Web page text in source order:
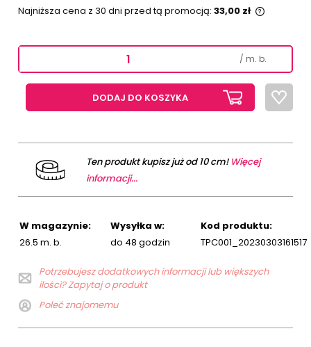
Najniższa cena z 30 dni przed tą promocją: 33,00 zł
cena
/ m. b.
DODAJ DO KOSZYKA
Ten produkt kupisz już od 10 cm! Więcej
informacji...
W magazynie:
26.5 m. b.
Wysyłka w:
do 48 godzin
Kod produktu:
TPC001_20230303161517
Potrzebujesz dodatkowych informacji lub większych
ilości? Zapytaj o produkt
Poleć znajomemu